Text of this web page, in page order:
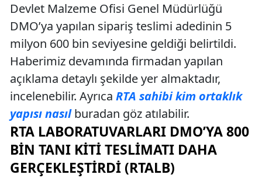
Devlet Malzeme Ofisi Genel Müdürlüğü
DMO’ya yapılan sipariş teslimi adedinin 5
milyon 600 bin seviyesine geldiği belirtildi.
Haberimiz devamında firmadan yapılan
açıklama detaylı şekilde yer almaktadır,
incelenebilir. Ayrıca RTA sahibi kim ortaklık
yapısı nasılburadan göz atılabilir.
RTA LABORATUVARLARI DMO’YA 800
BIN TANI KITI TESLIMATI DAHA
GERÇEKLEŞTIRDI (RTALB)